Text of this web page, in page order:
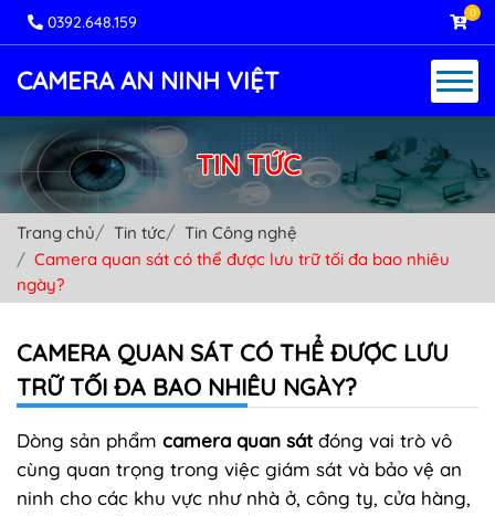
0392.648.159 0
CAMERA AN NINH VIỆT
TIN TỨC
Trang chủ Tin tức
Tin Công nghệ
Camera quan sát có thể được lưu trữ tối đa bao nhiêu
ngày?
CAMERA QUAN SÁT CÓ THỂ ĐƯỢC LƯU
TRỮ TỐI ĐA BAO NHIÊU NGÀY?
Dòng sản phẩm camera quan sátđóng vai trò vô
cùng quan trọng trong việc giám sát và bảo vệ an
ninh cho các khu vực như nhà ở, công ty, cửa hàng,